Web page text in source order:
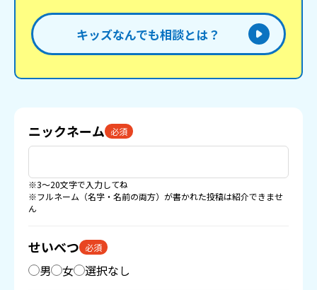
キッズなんでも相談とは？
ニックネーム 必須
※3〜20文字で入力してね
※フルネーム（名字・名前の両方）が書かれた投稿は紹介できませ
ん
せいべつ 必須
男 女 選択なし